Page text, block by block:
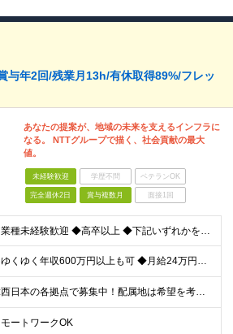
与年2回/残業月13h/有休取得89%/フレッ
あなたの提案が、地域の未来を支えるインフラに
なる。 NTTグループで描く、社会貢献の最大
値。
未経験歓迎 学歴不問 ベテランOK
完全週休2日 賞与複数月 面接1回
＊業種未経験歓迎 ◆高卒以上 ◆下記いずれかを満たす方 【1】IT・通信関連の業務経験がある方 【2】IT・通信関連の資格を保有 【3】法人営業経験がある方 ※【1】の具体例 ・企業でITエンジ
★ゆくゆく年収600万円以上も可 ◆月給24万円～30万円 （時間外手当10h/月約2万円含む） ※残業代超過分は別途全額支給いたします ※経験/資格に応じて、手当（月給に加算）が支給されます ※試
≪西日本の各拠点で募集中！配属地は希望を考慮≫ ★転勤なし★UIターン可 【関西】和歌山・京都・滋賀・兵庫 【東海】愛知・静岡・岐阜・三重 【北陸】石川・富山・福井 【中国】広島・岡山・島根・鳥取・
モートワークOK